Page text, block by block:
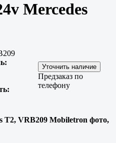
Mercedes
Предзаказ по
телефону
T2, VRB209 Mobiletron фото,